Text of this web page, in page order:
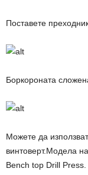
Поставете
Боркороната
Можете да
винтоверт.Модела
Bench top Drill